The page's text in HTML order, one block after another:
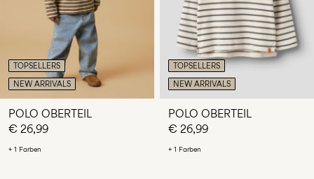
Fragen?
Luxemburg
/
Deutsch
TOPSELLERS
NEW ARRIVALS
POLO OBERTEIL
€ 26,99
+ 1 Farben
TOPSELLERS
NEW ARRIVALS
POLO OBERTEIL
€ 26,99
+ 1 Farben